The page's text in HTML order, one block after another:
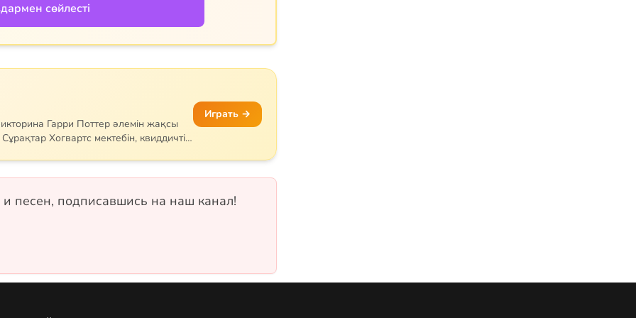
сөйлесті
Гарри Поттер әлемін жақсы
Хогвартс мектебін, квиддичті,
18 сұрақ, бір таңдауды және рас/
Играть →
и песен, подписавшись на наш канал!